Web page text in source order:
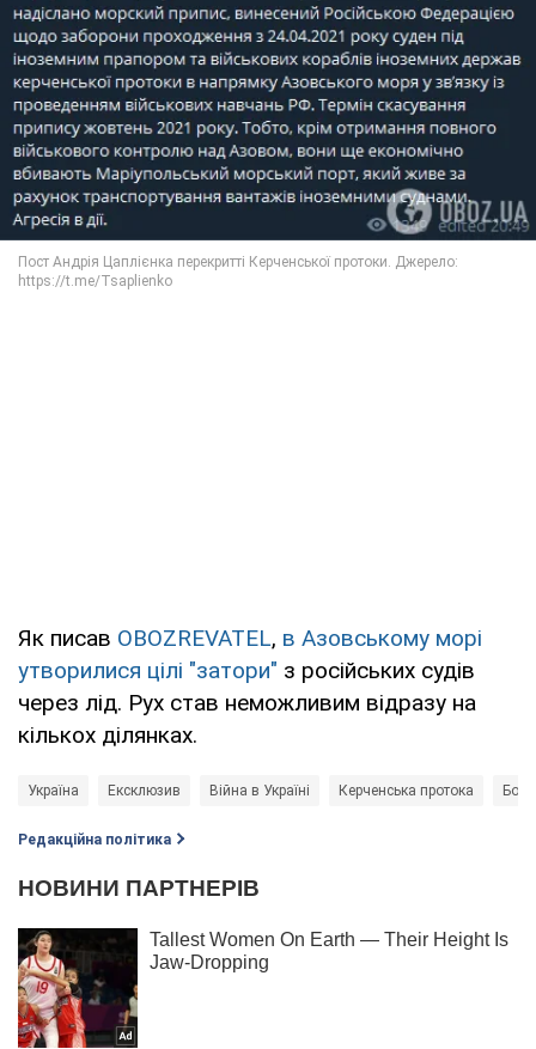
Як писав OBOZREVATEL, в Азовському морі
утворилися цілі "затори" з російських судів
через лід. Рух став неможливим відразу на
кількох ділянках.
Україна Ексклюзив Війна в Україні Керченська протока
Редакційна політика